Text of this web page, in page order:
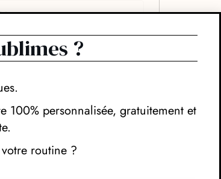
?
personnalisée, gratuitement et
routine ?